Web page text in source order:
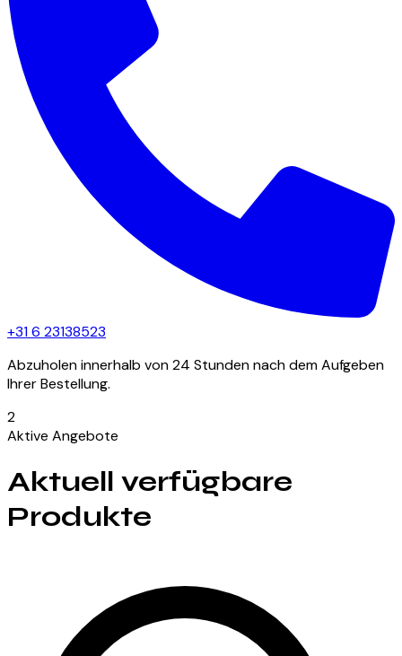
+31 6 23138523
Abzuholen innerhalb von 24 Stunden nach dem Aufgeben
Ihrer Bestellung.
2
Aktive Angebote
Aktuell verfügbare
Produkte